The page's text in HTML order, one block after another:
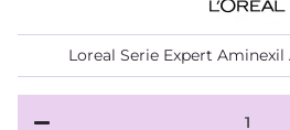
Loreal Serie Expert